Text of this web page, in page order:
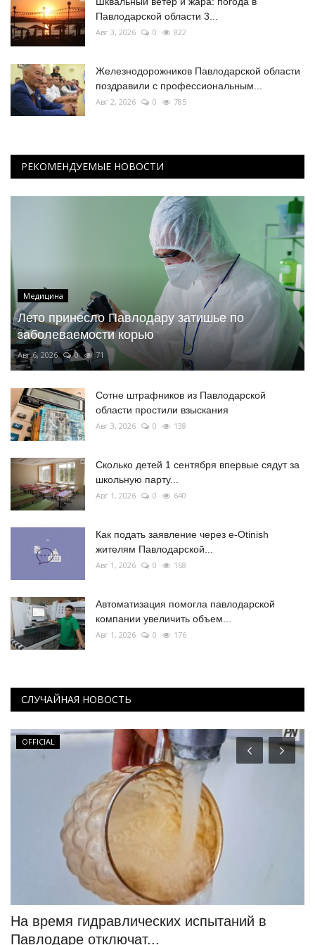
Павлодарской области 3...
Авг 3, 2026 0 822
Железнодорожников Павлодарской области
поздравили с профессиональным...
Авг 2, 2026 0 785
РЕКОМЕНДУЕМЫЕ НОВОСТИ
Медицина
Лето принесло Павлодару затишье по
заболеваемости корью
Авг 6, 2026 0 71
Сотне штрафников из Павлодарской
области простили взыскания
Авг 3, 2026 0 138
Сколько детей 1 сентября впервые сядут за
школьную парту...
Авг 1, 2026 0 640
Как подать заявление через e-Otinish
жителям Павлодарской...
Авг 1, 2026 0 168
Автоматизация помогла павлодарской
компании увеличить объем...
Авг 1, 2026 0 176
СЛУЧАЙНАЯ НОВОСТЬ
OFFICIAL
На время гидравлических испытаний в
Павлодаре отключат...